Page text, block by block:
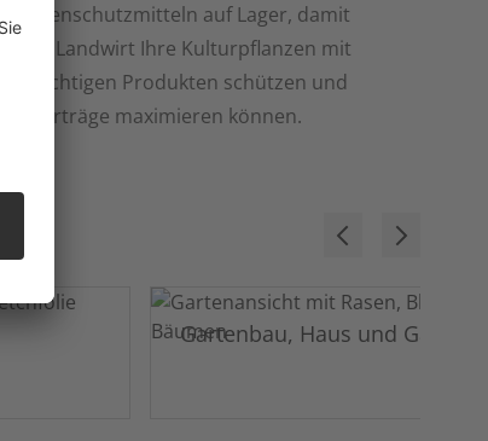
Pflanzenschutzmitteln auf Lager, damit
Sie als Landwirt Ihre Kulturpflanzen mit
den richtigen Produkten schützen und
Erträge maximieren können.
Gartenbau, Haus und Garten